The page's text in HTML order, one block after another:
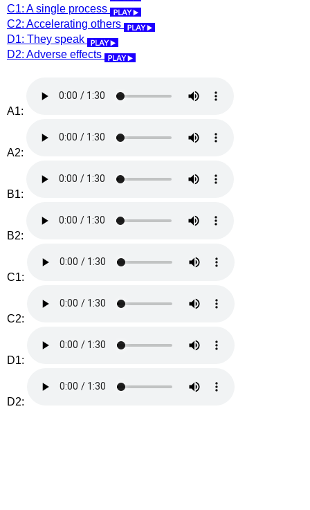
C1: A single process
C2: Accelerating others
D1: They speak
D2: Adverse effects
A1:
A2:
B1:
B2:
C1:
C2:
D1:
D2: